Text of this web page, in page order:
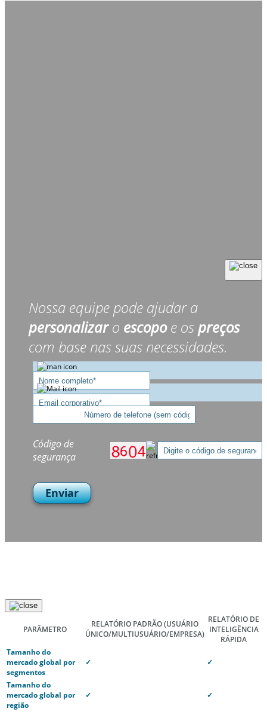
Nossa equipe pode ajudar a
personalizaro escopoe ospreços
com base nas suas necessidades.
Código de
segurança
Enviar
PARÂMETRO
RELATÓRIO PADRÃO(USUÁRIO
ÚNICO/MULTIUSUÁRIO/EMPRESA)
RELATÓRIO DE
INTELIGÊNCIA
RÁPIDA
Tamanho do
mercado global por
segmentos
✓ ✓
Tamanho do
mercado global por
região
✓ ✓